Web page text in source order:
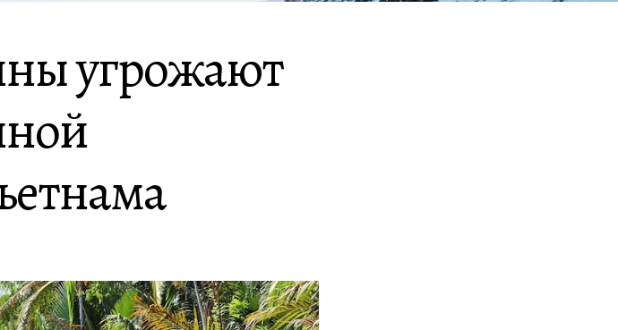
угрожают